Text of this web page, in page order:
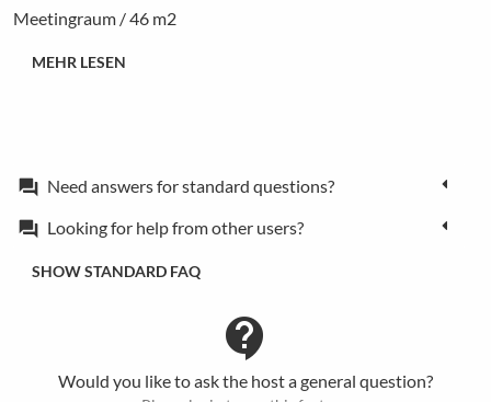
Meetingraum / 46 m2
MEHR LESEN
forum Need answers for standard questions?
forum Looking for help from other users?
SHOW STANDARD FAQ
contact_support
Would you like to ask the host a general question?